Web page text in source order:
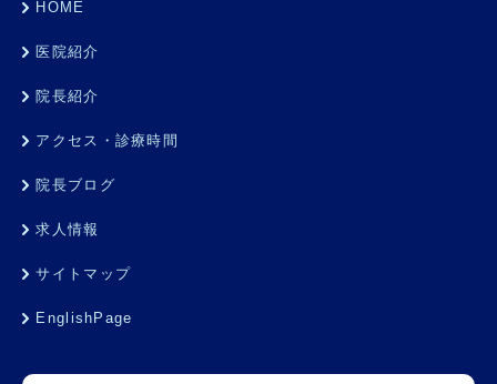
HOME
医院紹介
院長紹介
アクセス・診療時間
院長ブログ
求人情報
サイトマップ
EnglishPage